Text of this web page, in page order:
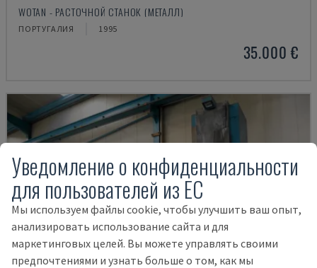
WOTAN - РАСТОЧНОЙ СТАНОК (МЕТАЛЛ)
ПОРТУГАЛИЯ 1995
35.000 €
Уведомление о конфиденциальности
для пользователей из ЕС
Мы используем файлы cookie, чтобы улучшить ваш опыт,
анализировать использование сайта и для
маркетинговых целей. Вы можете управлять своими
предпочтениями и узнать больше о том, как мы